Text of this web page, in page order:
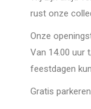
rust onze
Onze
Van 14.00 uur
feestdagen
Gratis